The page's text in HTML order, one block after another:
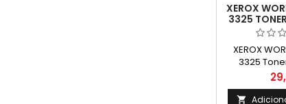
XEROX
3325
PRETO
XEROX
3325
Preto
